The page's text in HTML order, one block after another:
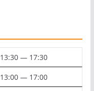
13:30 — 17:30
13:00 — 17:00